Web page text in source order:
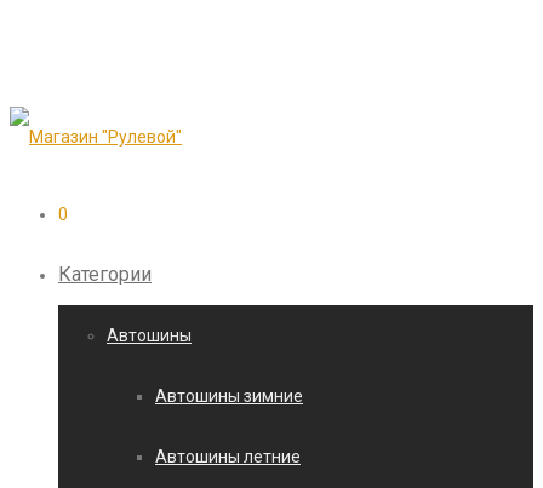
0
Категории
Автошины
Автошины зимние
Автошины летние